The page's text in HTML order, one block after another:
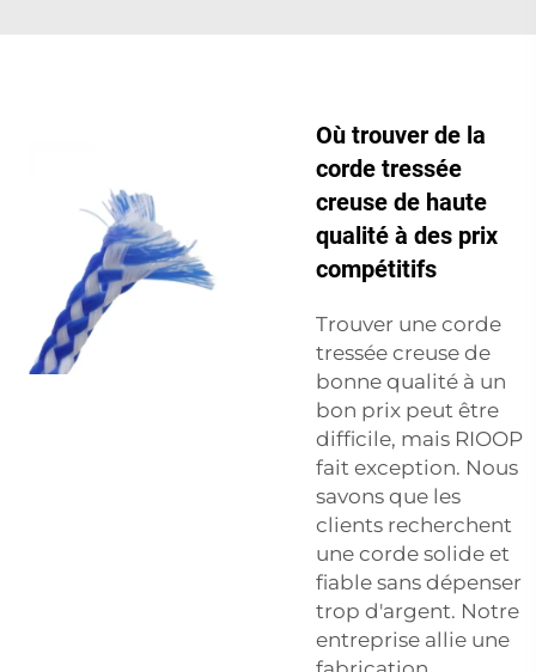
Où trouver de la
corde tressée
creuse de haute
qualité à des prix
compétitifs
Trouver une corde
tressée creuse de
bonne qualité à un
bon prix peut être
difficile, mais RIOOP
fait exception. Nous
savons que les
clients recherchent
une corde solide et
fiable sans dépenser
trop d'argent. Notre
entreprise allie une